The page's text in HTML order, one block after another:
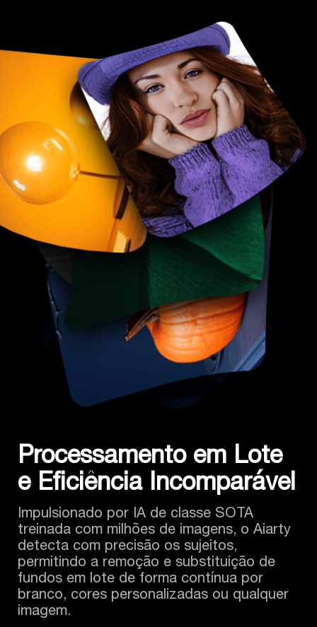
Processamento em Lote
e Eficiência Incomparável
Impulsionado por IA de classe SOTA
treinada com milhões de imagens, o Aiarty
detecta com precisão os sujeitos,
permitindo a remoção e substituição de
fundos em lote de forma contínua por
branco, cores personalizadas ou qualquer
imagem.